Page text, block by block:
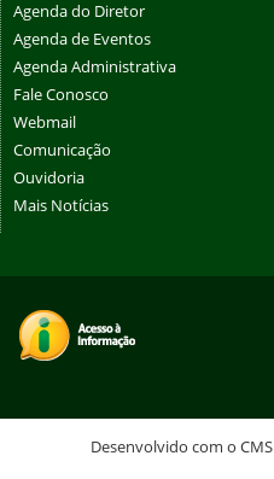
Agenda do Diretor
Agenda de Eventos
Agenda Administrativa
Fale Conosco
Webmail
Comunicação
Ouvidoria
Mais Notícias
Desenvolvido com o